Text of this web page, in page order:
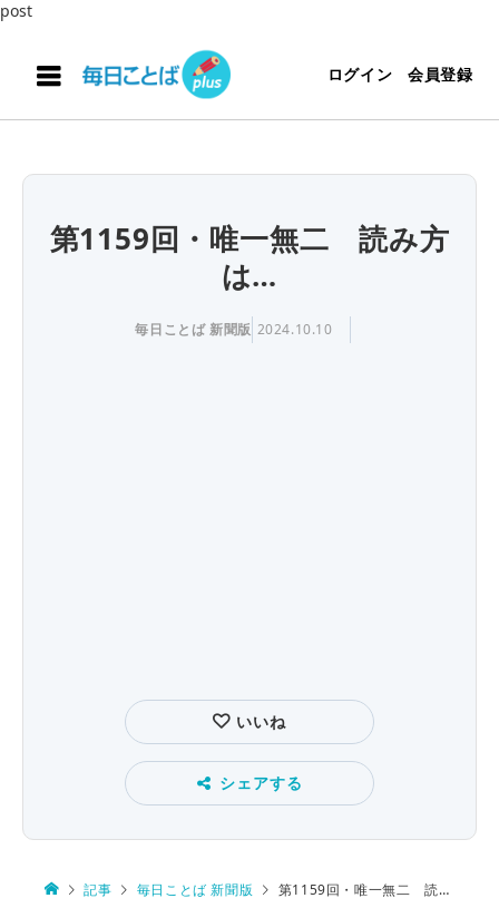
post
ログイン 会員登録
第1159回・唯一無二 読み方
は…
毎日ことば 新聞版 2024.10.10
いいね
シェアする
記事 毎日ことば 新聞版 第1159回・唯一無二 読み方は…